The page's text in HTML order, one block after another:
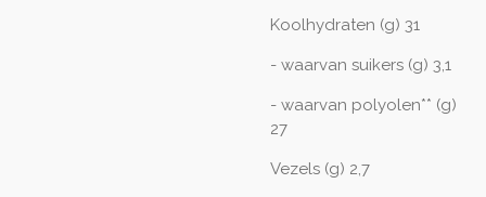
Koolhydraten (g) 31
- waarvan suikers (g) 3,1
- waarvan polyolen** (g)
27
Vezels (g) 2,7